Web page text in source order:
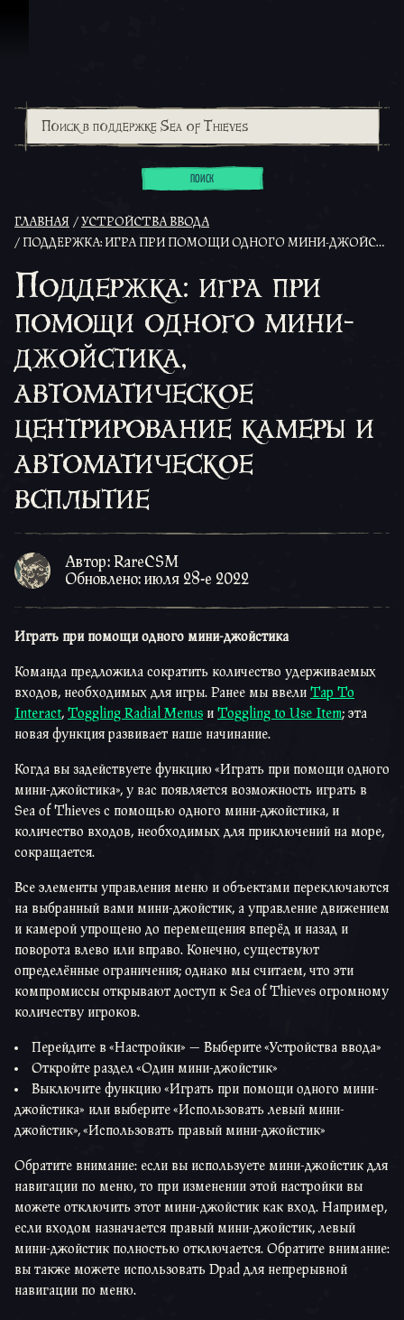
ПОИСК
ГЛАВНАЯ
УСТРОЙСТВА ВВОДА
ПОДДЕРЖКА: ИГРА ПРИ ПОМОЩИ ОДНОГО МИНИ-ДЖОЙСТИКА, АВТОМАТИЧЕСКОЕ ЦЕНТРИРОВАНИЕ КАМЕРЫ И АВТОМАТИЧЕСКОЕ ВСПЛЫТИЕ
Поддержка: игра при
помощи одного мини-
джойстика,
автоматическое
центрирование камеры и
автоматическое
всплытие
Автор: RareCSM
Обновлено: июля 28-е 2022
Играть при помощи одного мини-джойстика
Команда предложила сократить количество удерживаемых
входов, необходимых для игры. Ранее мы ввели Tap To
Interact, Toggling Radial Menus и Toggling to Use Item; эта
новая функция развивает наше начинаниe.
Когда вы задействуете функцию «Играть при помощи одного
мини-джойстика», у вас появляется возможность играть в
Sea of Thieves с помощью одного мини-джойстика, и
количество входов, необходимых для приключений на море,
сокращается.
Все элементы управления меню и объектами переключаются
на выбранный вами мини-джойстик, а управление движением
и камерой упрощено до перемещения вперёд и назад и
поворота влево или вправо. Конечно, существуют
определённые ограничения; однако мы считаем, что эти
компромиссы открывают доступ к Sea of Thieves огромному
количеству игроков.
Перейдите в «Настройки» — Выберите «Устройства ввода»
Откройте раздел «Один мини-джойстик»
Выключите функцию «Играть при помощи одного мини-
джойстика» или выберите «Использовать левый мини-
джойстик», «Использовать правый мини-джойстик»
Обратите внимание: если вы используете мини-джойстик для
навигации по меню, то при изменении этой настройки вы
можете отключить этот мини-джойстик как вход. Например,
если входом назначается правый мини-джойстик, левый
мини-джойстик полностью отключается. Обратите внимание:
вы также можете использовать Dpad для непрерывной
навигации по меню.